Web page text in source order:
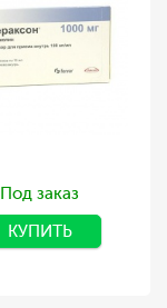
Под заказ
КУПИТЬ